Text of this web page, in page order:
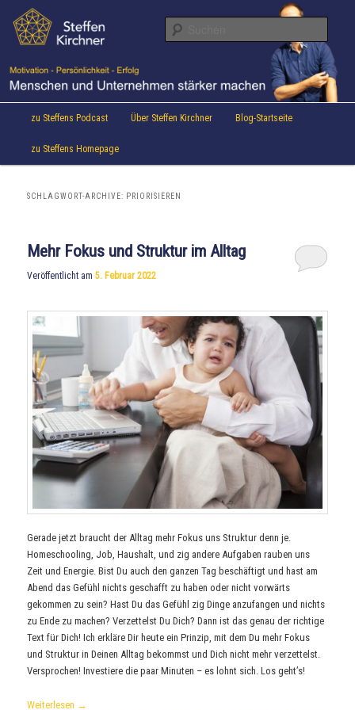
Inhalt
wechseln
sekundären
Inhalt
Steffen Kirchner Blog
Aktuelles von Speaker & Motivationstrainer Steffen Kirchner
Hauptmenü
zu Steffens Podcast Über Steffen Kirchner Blog-Startseite
zu Steffens Homepage
SCHLAGWORT-ARCHIVE: PRIORISIEREN
Mehr Fokus und Struktur im Alltag
Veröffentlicht am5. Februar 2022
Gerade jetzt braucht der Alltag mehr Fokus uns Struktur denn je.
Homeschooling, Job, Haushalt, und zig andere Aufgaben rauben uns
Zeit und Energie. Bist Du auch den ganzen Tag beschäftigt und hast am
Abend das Gefühl nichts geschafft zu haben oder nicht vorwärts
gekommen zu sein? Hast Du das Gefühl zig Dinge anzufangen und nichts
zu Ende zu machen? Verzettelst Du Dich? Dann ist das genau der richtige
Text für Dich! Ich erkläre Dir heute ein Prinzip, mit dem Du mehr Fokus
und Struktur in Deinen Alltag bekommst und Dich nicht mehr verzettelst.
Versprochen! Investiere die paar Minuten – es lohnt sich. Los geht’s!
Weiterlesen →